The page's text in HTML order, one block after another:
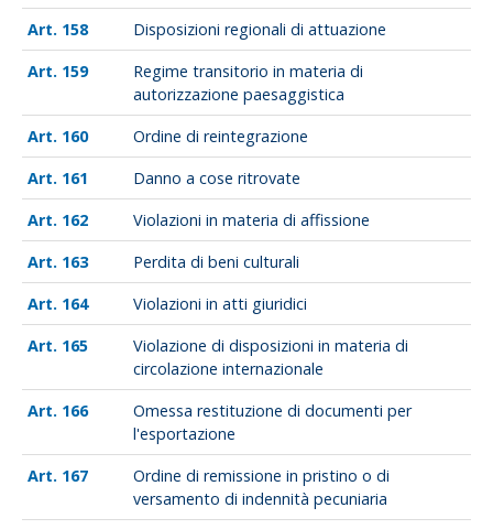
158
Disposizioni regionali di attuazione
159
Regime transitorio in materia di
autorizzazione paesaggistica
160
Ordine di reintegrazione
161
Danno a cose ritrovate
162
Violazioni in materia di affissione
163
Perdita di beni culturali
164
Violazioni in atti giuridici
165
Violazione di disposizioni in materia di
circolazione internazionale
166
Omessa restituzione di documenti per
l'esportazione
167
Ordine di remissione in pristino o di
versamento di indennità pecuniaria